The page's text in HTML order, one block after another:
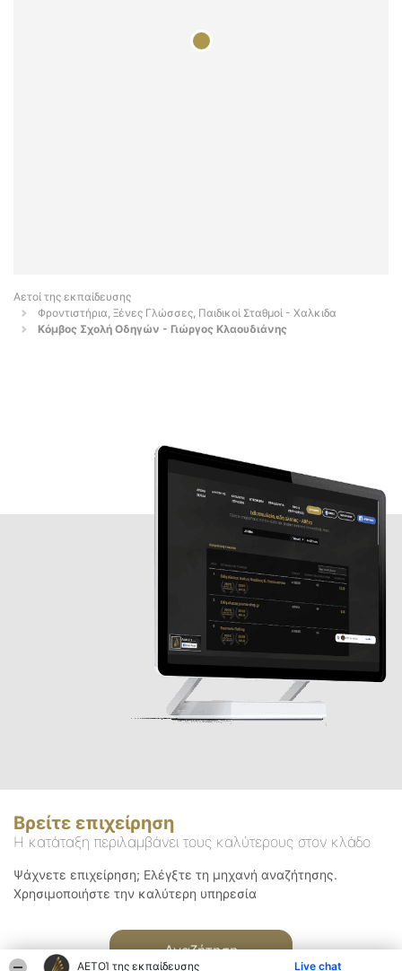
ΑΕΤΟΊ της εκπαίδευσης Live chat
Αετοί της εκπαίδευσης
Φροντιστήρια, Ξένες Γλώσσες, Παιδικοί Σταθμοί - Χαλκιδα
Κόμβος Σχολή Οδηγών - Γιώργος Κλαουδιάνης
Βρείτε επιχείρηση
Η κατάταξη περιλαμβάνει τους καλύτερους στον κλάδο
Ψάχνετε επιχείρηση; Ελέγξτε τη μηχανή αναζήτησης.
Χρησιμοποιήστε την καλύτερη υπηρεσία
Αναζήτηση